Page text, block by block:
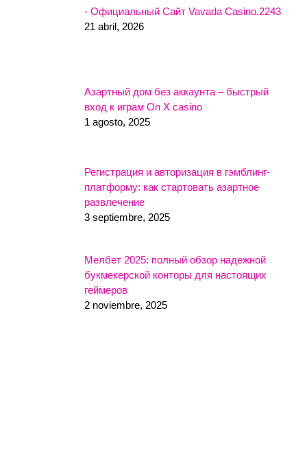
- Официальный Сайт Vavada Casino.2243
21 abril, 2026
Азартный дом без аккаунта – быстрый
вход к играм On X casino
1 agosto, 2025
Регистрация и авторизация в гэмблинг-
платформу: как стартовать азартное
развлечение
3 septiembre, 2025
Мелбет 2025: полный обзор надежной
букмекерской конторы для настоящих
геймеров
2 noviembre, 2025